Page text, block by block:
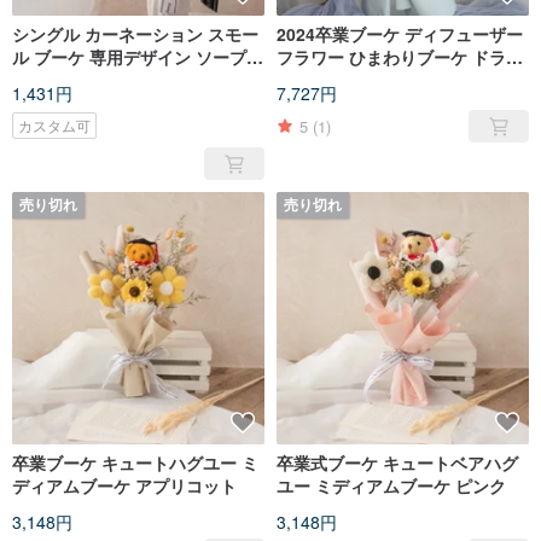
シングル カーネーション スモー
ル ブーケ 専用デザイン ソープ
ブーケ 2023 母の日
1,431円
カスタム可
2024卒業ブーケ ディフューザー
フラワー ひまわりブーケ ドライ
7,727円
5 (1)
売り切れ
卒業ブーケ キュートハグユー ミ
ディアムブーケ アプリコット
3,148円
売り切れ
卒業式ブーケ キュートベアハグ
ユー ミディアムブーケ ピンク
3,148円